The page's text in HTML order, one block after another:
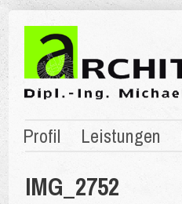
Profil Leistungen
IMG_2752